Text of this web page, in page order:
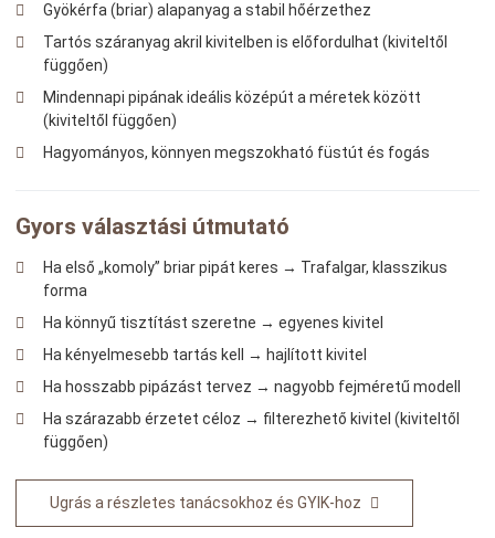
Gyökérfa (briar) alapanyag a stabil hőérzethez
Tartós száranyag akril kivitelben is előfordulhat (kiviteltől
függően)
Mindennapi pipának ideális középút a méretek között
(kiviteltől függően)
Hagyományos, könnyen megszokható füstút és fogás
Gyors választási útmutató
Ha első „komoly” briar pipát keres → Trafalgar, klasszikus
forma
Ha könnyű tisztítást szeretne → egyenes kivitel
Ha kényelmesebb tartás kell → hajlított kivitel
Ha hosszabb pipázást tervez → nagyobb fejméretű modell
Ha szárazabb érzetet céloz → filterezhető kivitel (kiviteltől
függően)
Ugrás a részletes tanácsokhoz és GYIK-hoz